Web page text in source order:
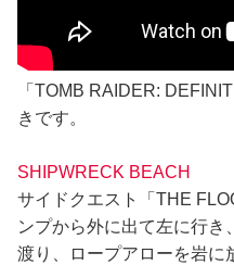
「TOMB RAIDER:
きです。
SHIPWRECK BEACH
サイドクエスト「THE
ンプから外に出て左に行き
渡り、ロープアローを岩に